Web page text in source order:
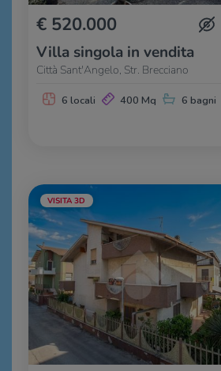
€ 520.000
Villa singola in vendita
Città Sant'Angelo, Str. Brecciano
6 locali 400 Mq 6 bagni
VISITA 3D